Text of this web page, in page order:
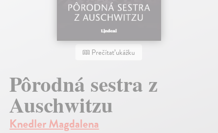
Prečítať ukážku
Pôrodná sestra z
Auschwitzu
Knedler Magdalena